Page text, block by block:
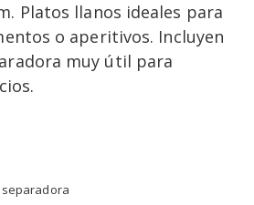
Platos llanos ideales para
o aperitivos. Incluyen
muy útil para